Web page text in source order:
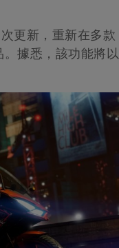
更新，重新在多款
據悉，該功能將以